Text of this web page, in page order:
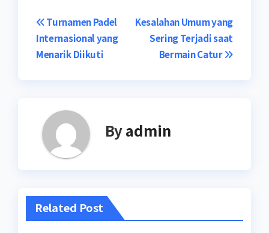
Post
navigation
Kesalahan Umum yang
Sering Terjadi saat
Bermain Catur
Turnamen Padel
Internasional yang
Menarik Diikuti
Byadmin
Related Post